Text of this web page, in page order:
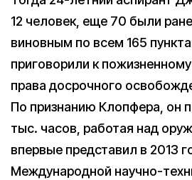
12 человек, еще 70 были
виновным по всем 165
приговорили к
права досрочного
По признанию Клопфера, он
тыс. часов, работая над
впервые представил в 2013
Международной научно-